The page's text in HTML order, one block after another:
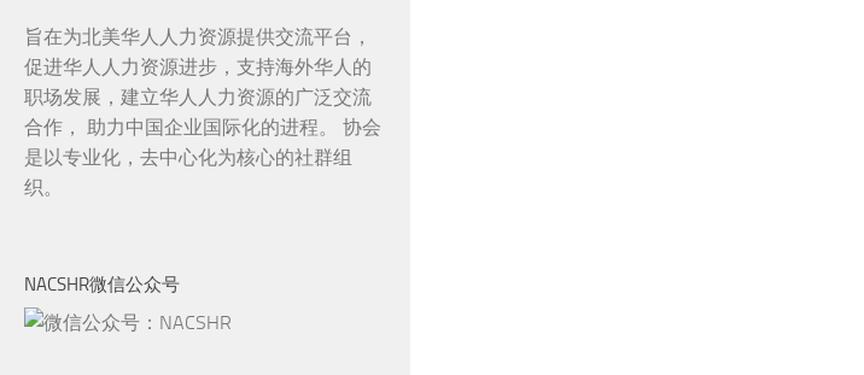
旨在为北美华人人力资源提供交流平台，
促进华人人力资源进步，支持海外华人的
职场发展，建立华人人力资源的广泛交流
合作， 助力中国企业国际化的进程。 协会
是以专业化，去中心化为核心的社群组
织。
NACSHR微信公众号